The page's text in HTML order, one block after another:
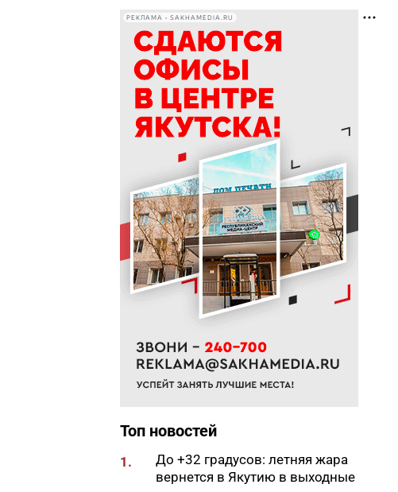
выучить язык и не бросить на
полпути
11:35
Российские школьники будут
учиться по новой программе
11:15
Автодорогу «Анабар» в Якутии
перекрыли из-за лесного
пожара
10:56
Новая платформа ЕР поможет
ветеранам СВО найти работу
10:22
В Усть-Майском районе
ликвидировали лесной пожар
на 13 гектарах
10:01
Якутяне рассказали, что
считают главным подарком в
09:41
Сколько стоит, собрать
ребенка в школу на Дальнем
Востоке
тысяч тонн сена и 200 тонн
сенажа
На Камчатке завершилась
РЕКЛАМА • SAKHAMEDIA.RU
Топ новостей
1.
До +32 градусов: летняя жара
вернется в Якутию в выходные